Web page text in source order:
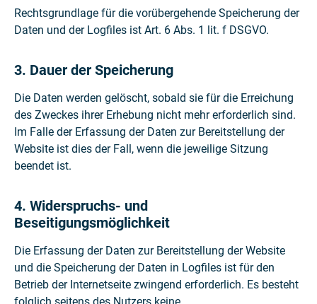
Rechtsgrundlage für die vorübergehende Speicherung der
Daten und der Logfiles ist Art. 6 Abs. 1 lit. f DSGVO.
3. Dauer der Speicherung
Die Daten werden gelöscht, sobald sie für die Erreichung
des Zweckes ihrer Erhebung nicht mehr erforderlich sind.
Im Falle der Erfassung der Daten zur Bereitstellung der
Website ist dies der Fall, wenn die jeweilige Sitzung
beendet ist.
4. Widerspruchs- und
Beseitigungsmöglichkeit
Die Erfassung der Daten zur Bereitstellung der Website
und die Speicherung der Daten in Logfiles ist für den
Betrieb der Internetseite zwingend erforderlich. Es besteht